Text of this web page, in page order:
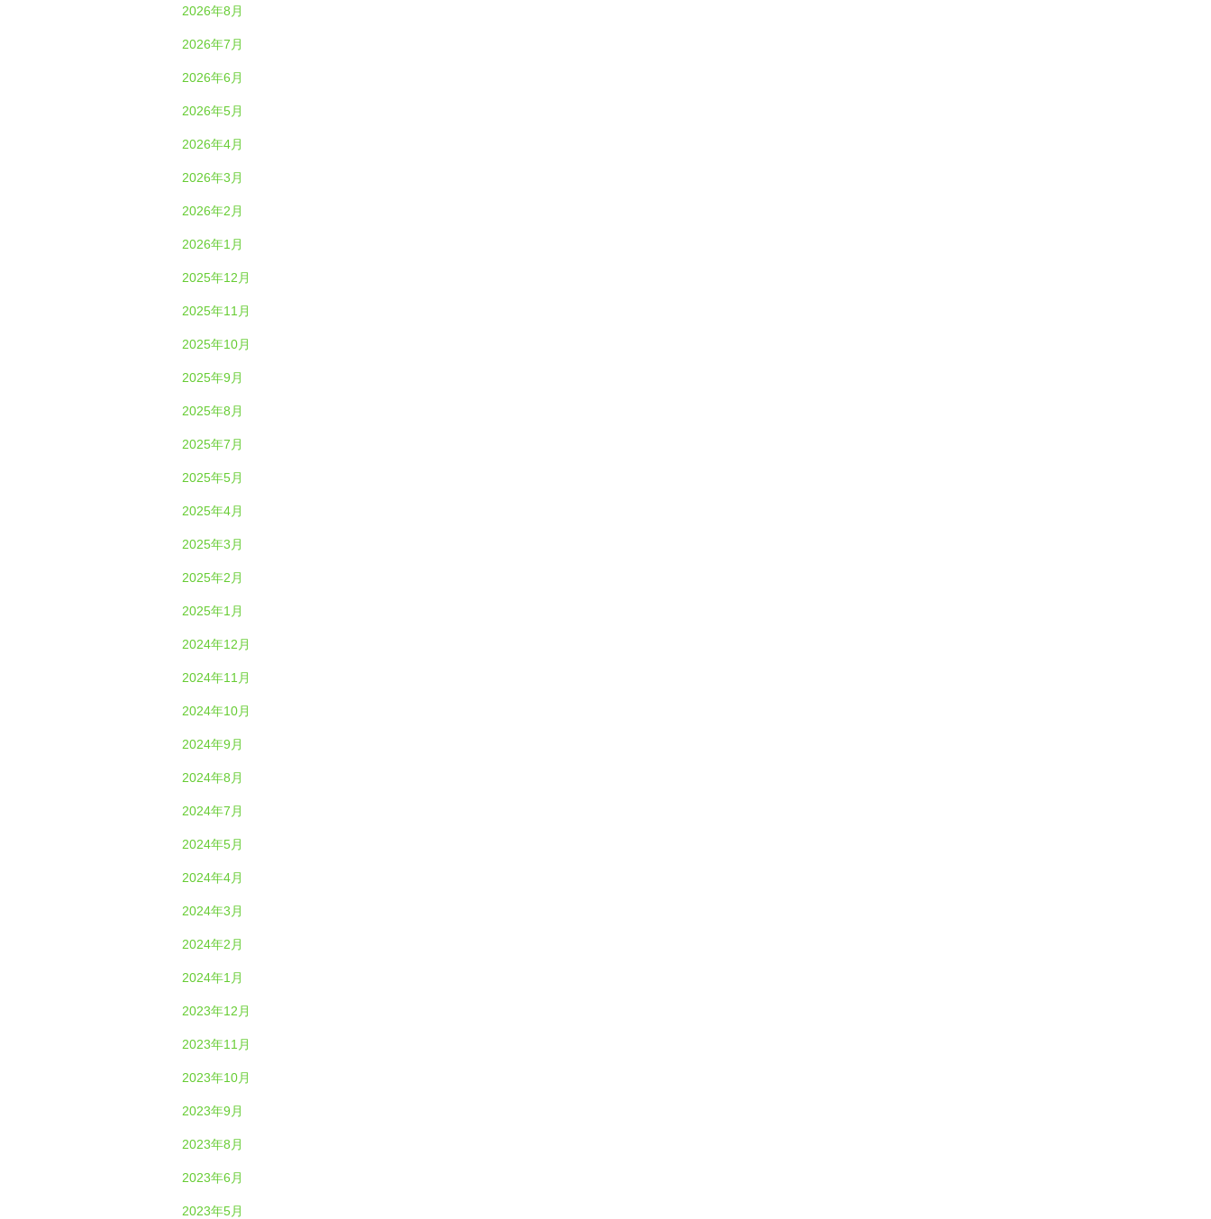
2026年8月
2026年7月
2026年6月
2026年5月
2026年4月
2026年3月
2026年2月
2026年1月
2025年12月
2025年11月
2025年10月
2025年9月
2025年8月
2025年7月
2025年5月
2025年4月
2025年3月
2025年2月
2025年1月
2024年12月
2024年11月
2024年10月
2024年9月
2024年8月
2024年7月
2024年5月
2024年4月
2024年3月
2024年2月
2024年1月
2023年12月
2023年11月
2023年10月
2023年9月
2023年8月
2023年6月
2023年5月